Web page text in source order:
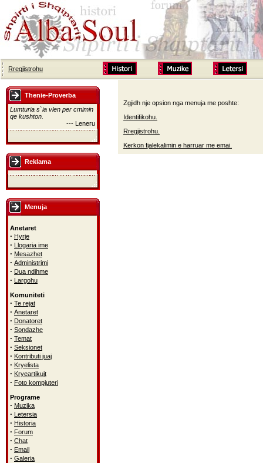
Rregjistrohu
Thenie-Proverba
Lumturia s`ia vlen per cmimin
qe kushton.
--- Leneru
Reklama
Menuja
Anetaret
· Hyrje
· Llogaria ime
· Mesazhet
· Administrimi
· Dua ndihme
· Largohu
Komuniteti
· Te rejat
· Anetaret
· Donatoret
· Sondazhe
· Temat
· Seksionet
· Kontributi juaj
· Kryelista
· Kryeartikujt
· Foto kompjuteri
Programe
· Muzika
· Letersia
· Historia
· Forum
· Chat
· Email
· Galeria
Zgjidh nje opsion nga menuja me poshte:
Identifikohu.
Rregjistrohu.
Kerkon fjalekalimin e harruar me emai.